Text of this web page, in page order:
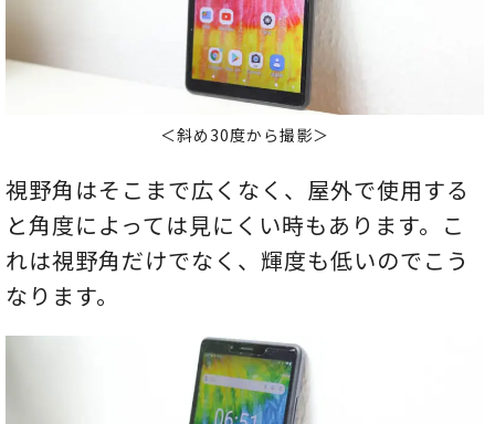
＜斜め30度から撮影＞
視野角はそこまで広くなく、屋外で使用する
と角度によっては見にくい時もあります。こ
れは視野角だけでなく、輝度も低いのでこう
なります。